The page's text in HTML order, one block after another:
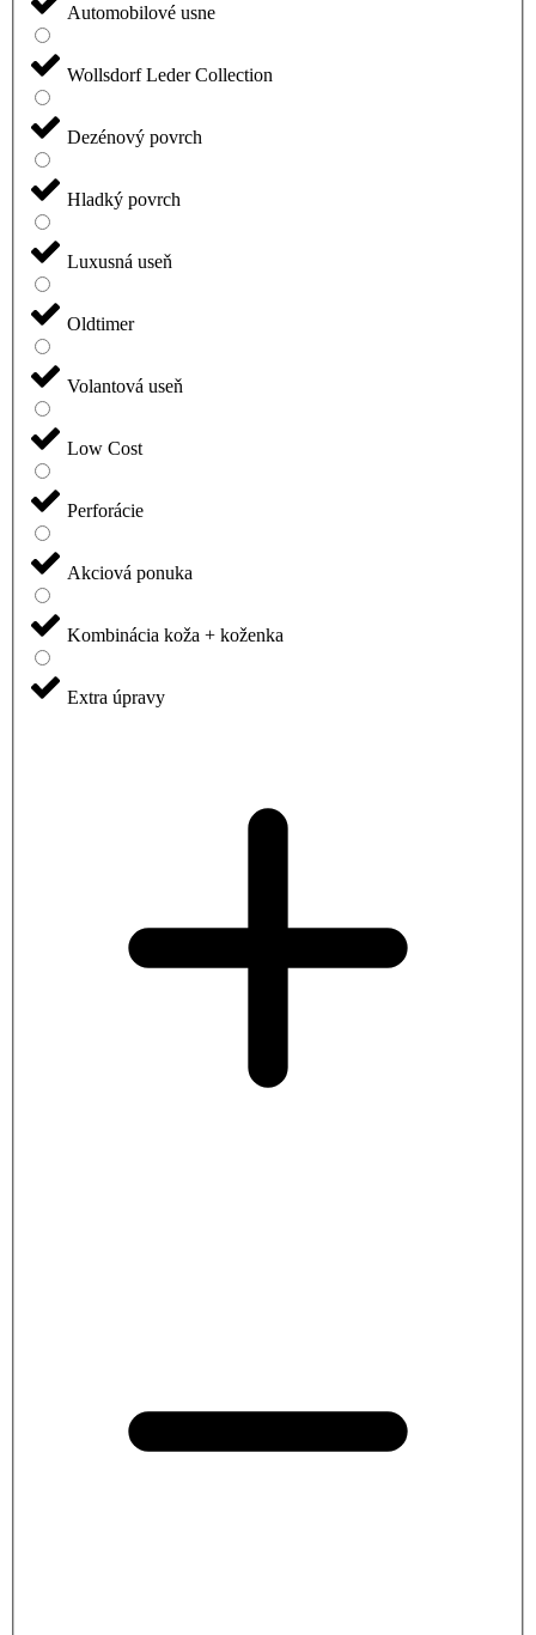
Automobilové usne
Wollsdorf Leder Collection
Dezénový povrch
Hladký povrch
Luxusná useň
Oldtimer
Volantová useň
Low Cost
Perforácie
Akciová ponuka
Kombinácia koža + koženka
Extra úpravy